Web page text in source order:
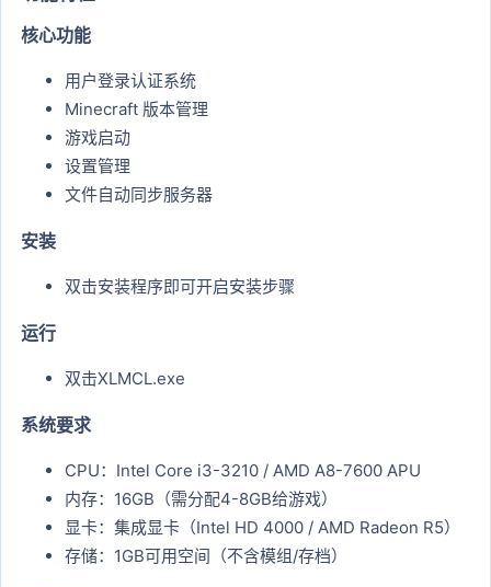
核心功能​
用户登录认证系统
Minecraft 版本管理
游戏启动
设置管理
文件自动同步服务器
安装​
双击安装程序即可开启安装步骤
运行​
双击XLMCL.exe
系统要求​
CPU：Intel Core i3-3210 / AMD A8-7600 APU
内存：16GB（需分配4-8GB给游戏）
显卡：集成显卡（Intel HD 4000 / AMD Radeon R5）
存储：1GB可用空间（不含模组/存档）